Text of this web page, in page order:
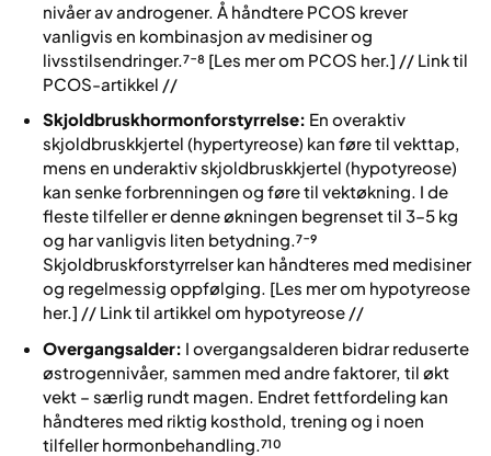
nivåer av androgener. Å håndtere PCOS krever
vanligvis en kombinasjon av medisiner og
livsstilsendringer.⁷⁻⁸ [Les mer om PCOS her.] // Link til
PCOS-artikkel //
Skjoldbruskhormonforstyrrelse: En overaktiv
skjoldbruskkjertel (hypertyreose) kan føre til vekttap,
mens en underaktiv skjoldbruskkjertel (hypotyreose)
kan senke forbrenningen og føre til vektøkning. I de
fleste tilfeller er denne økningen begrenset til 3–5 kg
og har vanligvis liten betydning.⁷⁻⁹
Skjoldbruskforstyrrelser kan håndteres med medisiner
og regelmessig oppfølging. [Les mer om hypotyreose
her.] // Link til artikkel om hypotyreose //
Overgangsalder: I overgangsalderen bidrar reduserte
østrogennivåer, sammen med andre faktorer, til økt
vekt – særlig rundt magen. Endret fettfordeling kan
håndteres med riktig kosthold, trening og i noen
tilfeller hormonbehandling.⁷¹⁰